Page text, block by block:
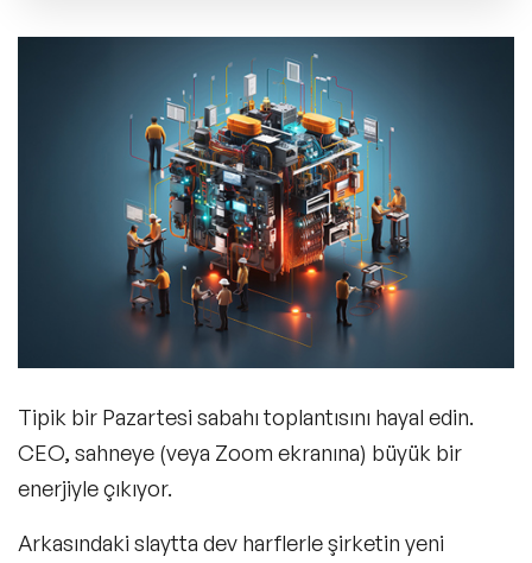
🔥 Motivasyon Konuşmacıları
🔥 Liderlik Konuşmacıları
🔥 Ekonomi Konuşmacıları
🔥 Yapay Zeka Konuşmacıları
Tipik bir Pazartesi sabahı toplantısını hayal edin.
CEO, sahneye (veya Zoom ekranına) büyük bir
enerjiyle çıkıyor.
Arkasındaki slaytta dev harflerle şirketin yeni